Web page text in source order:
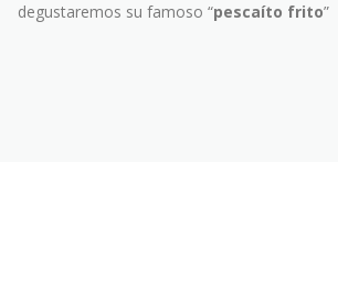
degustaremos su famoso “pescaíto frito”